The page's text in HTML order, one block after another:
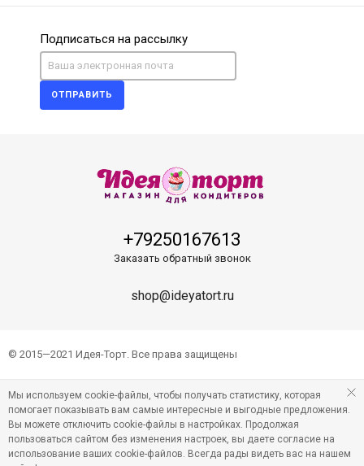
Подписаться на рассылку
ОТПРАВИТЬ
+79250167613
Заказать обратный звонок
shop@ideyatort.ru
© 2015—2021 Идея-Торт. Все права защищены
Мы используем cookie-файлы, чтобы получать статистику, которая
помогает показывать вам самые интересные и выгодные предложения.
Вы можете отключить cookie-файлы в настройках. Продолжая
пользоваться сайтом без изменения настроек, вы даете согласие на
использование ваших cookie-файлов. Всегда рады видеть вас на нашем